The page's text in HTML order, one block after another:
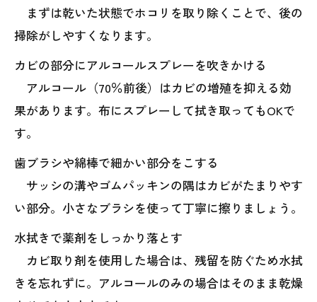
まずは乾いた状態でホコリを取り除くことで、後の
掃除がしやすくなります。
カビの部分にアルコールスプレーを吹きかける
アルコール（70％前後）はカビの増殖を抑える効
果があります。布にスプレーして拭き取ってもOKで
す。
歯ブラシや綿棒で細かい部分をこする
サッシの溝やゴムパッキンの隅はカビがたまりやす
い部分。小さなブラシを使って丁寧に擦りましょう。
水拭きで薬剤をしっかり落とす
カビ取り剤を使用した場合は、残留を防ぐため水拭
きを忘れずに。アルコールのみの場合はそのまま乾燥